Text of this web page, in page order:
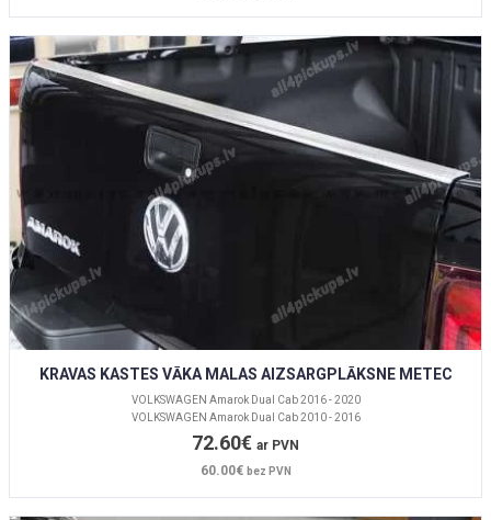
KRAVAS KASTES VĀKA MALAS AIZSARGPLĀKSNE METEC
VOLKSWAGEN Amarok Dual Cab 2016 - 2020
VOLKSWAGEN Amarok Dual Cab 2010 - 2016
72.60€ ar PVN
60.00€ bez PVN